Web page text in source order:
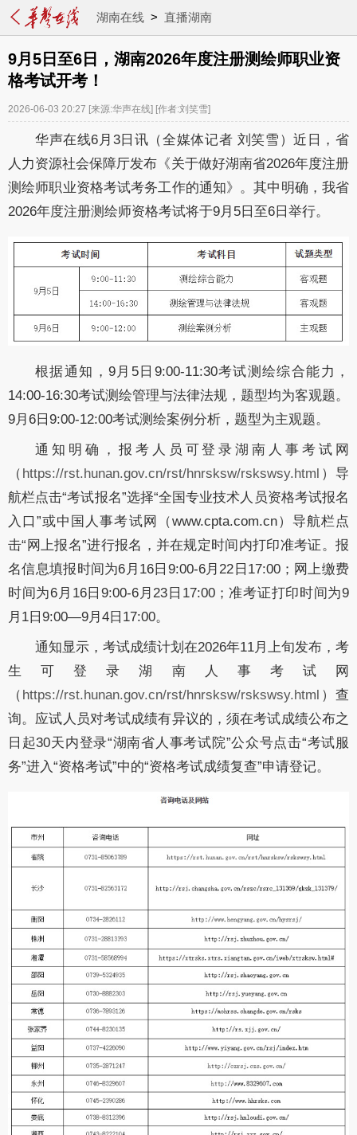
湖南在线> 直播湖南
9月5日至6日，湖南2026年度注册测绘师职业资
格考试开考！
2026-06-03 20:27 [来源:华声在线] [作者:刘笑雪]
华声在线6月3日讯（全媒体记者 刘笑雪）近日，省
人力资源社会保障厅发布《关于做好湖南省2026年度注册
测绘师职业资格考试考务工作的通知》。其中明确，我省
2026年度注册测绘师资格考试将于9月5日至6日举行。
根据通知，9月5日9:00-11:30考试测绘综合能力，
14:00-16:30考试测绘管理与法律法规，题型均为客观题。
9月6日9:00-12:00考试测绘案例分析，题型为主观题。
通知明确，报考人员可登录湖南人事考试网
（ https://rst.hunan.gov.cn/rst/hnrsksw/rskswsy.html ）导
航栏点击“考试报名”选择“全国专业技术人员资格考试报名
入口”或中国人事考试网（www.cpta.com.cn）导航栏点
击“网上报名”进行报名，并在规定时间内打印准考证。报
名信息填报时间为6月16日9:00-6月22日17:00；网上缴费
时间为6月16日9:00-6月23日17:00；准考证打印时间为9
月1日9:00—9月4日17:00。
通知显示，考试成绩计划在2026年11月上旬发布，考
生可登录湖南人事考试网
（ https://rst.hunan.gov.cn/rst/hnrsksw/rskswsy.html ）查
询。应试人员对考试成绩有异议的，须在考试成绩公布之
日起30天内登录“湖南省人事考试院”公众号点击“考试服
务”进入“资格考试”中的“资格考试成绩复查”申请登记。